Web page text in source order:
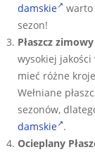
damskie
warto
sezon!
Płaszcz
wysokiej jakości
mieć różne
Wełniane
sezonów,
damskie .
Ocieplany